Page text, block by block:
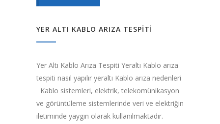
YER ALTI KABLO ARIZA TESPITI
Yer Altı Kablo Arıza Tespiti Yeraltı Kablo arıza
tespiti nasıl yapılır yeraltı Kablo arıza nedenleri
Kablo sistemleri, elektrik, telekomünikasyon
ve görüntüleme sistemlerinde veri ve elektriğin
iletiminde yaygın olarak kullanılmaktadır.